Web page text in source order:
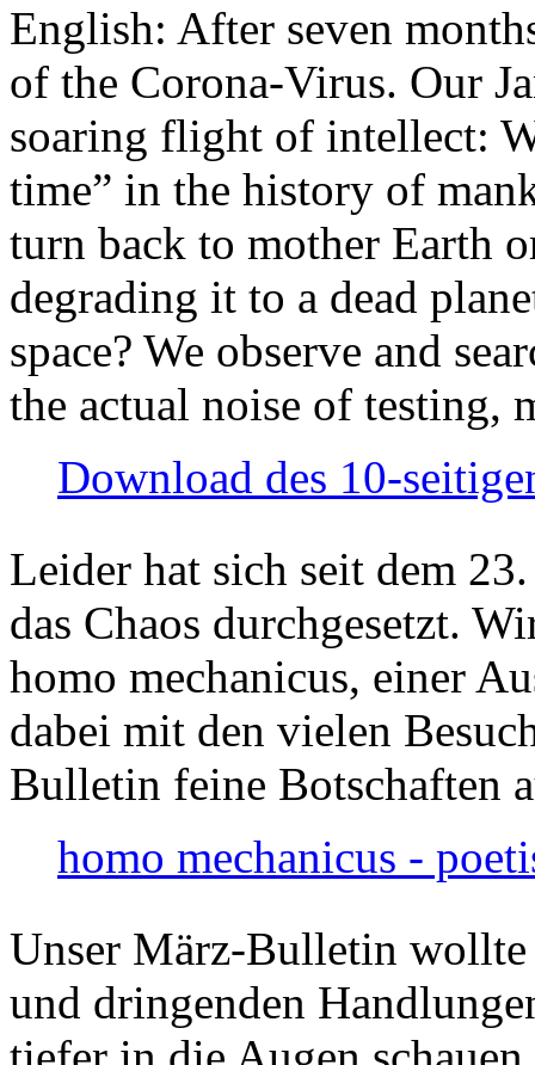
English: After seven
of the Corona-Virus. Our
soaring flight of intellect:
time” in the history of
turn back to mother Earth
degrading it to a dead
space? We observe and
the actual noise of testing,
Download des 10-
Leider hat sich seit dem
das Chaos durchgesetzt.
homo mechanicus, einer
dabei mit den vielen
Bulletin feine Botschaften
homo mechanicus -
Unser März-Bulletin
und dringenden